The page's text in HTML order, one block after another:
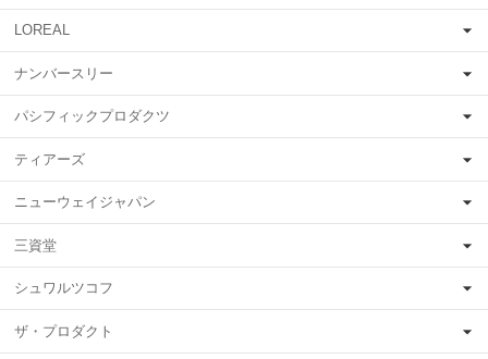
LOREAL
ナンバースリー
パシフィックプロダクツ
ティアーズ
ニューウェイジャパン
三資堂
シュワルツコフ
ザ・プロダクト